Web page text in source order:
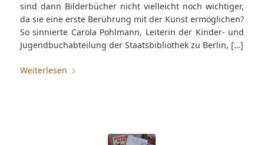
sind dann Bilderbücher nicht vielleicht noch wichtiger,
da sie eine erste Berührung mit der Kunst ermöglichen?
So sinnierte Carola Pohlmann, Leiterin der Kinder- und
Jugendbuchabteilung der Staatsbibliothek zu Berlin, […]
Weiterlesen